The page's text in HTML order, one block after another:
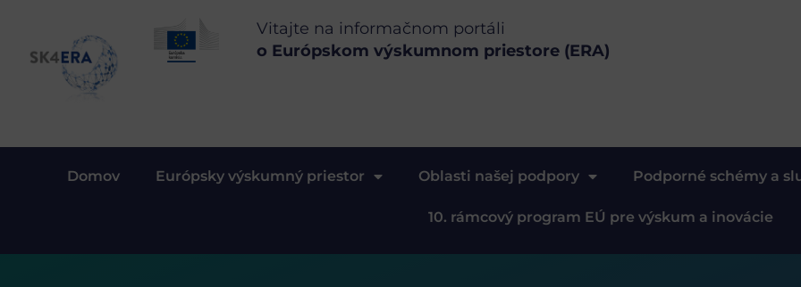
Vitajte na informačnom portáli
o Európskom výskumnom priestore (ERA)
Domov Európsky výskumný priestor Oblasti našej podpory Podporné schémy a
10. rámcový program EÚ pre výskum a inovácie